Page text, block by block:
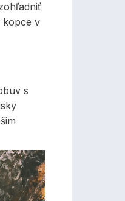
kopce v
s